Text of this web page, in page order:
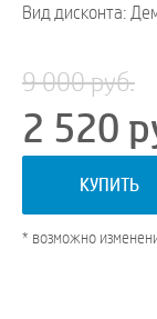
Вид дисконта:
9 000 руб.
2 520
КУПИТЬ
* возможно